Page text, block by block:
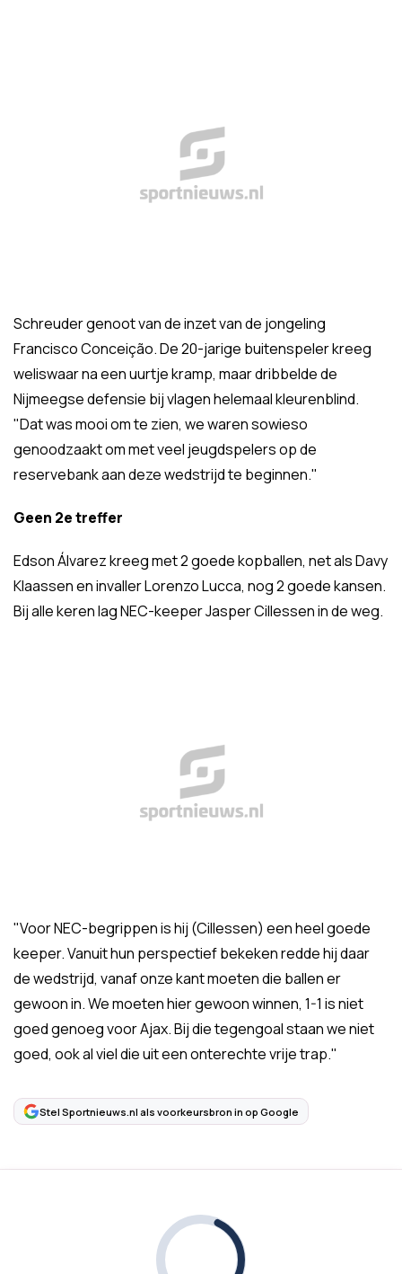
Schreuder genoot van de inzet van de jongeling
Francisco Conceição. De 20-jarige buitenspeler kreeg
weliswaar na een uurtje kramp, maar dribbelde de
Nijmeegse defensie bij vlagen helemaal kleurenblind.
"Dat was mooi om te zien, we waren sowieso
genoodzaakt om met veel jeugdspelers op de
reservebank aan deze wedstrijd te beginnen."
Geen 2e treffer
Edson Álvarez kreeg met 2 goede kopballen, net als Davy
Klaassen en invaller Lorenzo Lucca, nog 2 goede kansen.
Bij alle keren lag NEC-keeper Jasper Cillessen in de weg.
"Voor NEC-begrippen is hij (Cillessen) een heel goede
keeper. Vanuit hun perspectief bekeken redde hij daar
de wedstrijd, vanaf onze kant moeten die ballen er
gewoon in. We moeten hier gewoon winnen, 1-1 is niet
goed genoeg voor Ajax. Bij die tegengoal staan we niet
goed, ook al viel die uit een onterechte vrije trap."
Stel Sportnieuws.nl als voorkeursbron in op Google